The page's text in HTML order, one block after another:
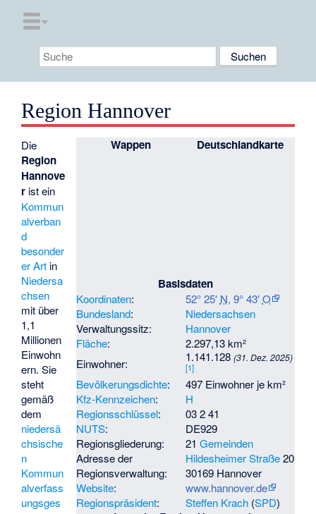
Region Hannover
Wappen Deutschlandkarte
Basisdaten
Koordinaten: 52° 25′ N, 9° 43′O
Bundesland:
Niedersachsen
Verwaltungssitz:
Hannover
Fläche:
2.297,13 km²
Einwohner:
1.141.128 (31. Dez. 2025)
[1]
Bevölkerungsdichte:
497 Einwohner je km²
Kfz-Kennzeichen:
H
Regionsschlüssel:
03 2 41
NUTS:
DE929
Regionsgliederung:
21 Gemeinden
Adresse der
Regionsverwaltung:
Hildesheimer Straße20
30169 Hannover
Website:
www.hannover.de
Regionspräsident: Steffen Krach(SPD)
Die
Region
Hannove
r ist ein
Kommun
alverban
d
besonder
er Art in
Niedersa
chsen
mit über
1,1
Millionen
Einwohn
ern. Sie
steht
gemäß
dem
niedersä
chsische
n
Kommun
alverfass
ungsges